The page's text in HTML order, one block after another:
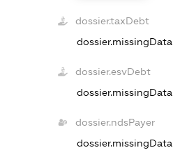
dossier.taxDebt
dossier.missingData
dossier.esvDebt
dossier.missingData
dossier.ndsPayer
dossier.missingData